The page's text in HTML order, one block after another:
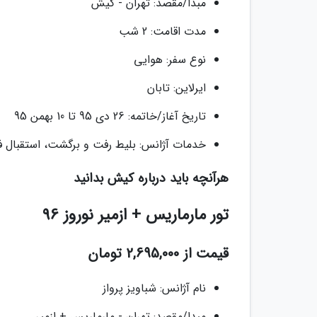
مدت اقامت: 2 شب
نوع سفر: هوایی
ایرلاین: تابان
تاریخ آغاز/خاتمه: 26 دی 95 تا 10 بهمن 95
خدمات آژانس: بلیط رفت و برگشت، استقبال
هرآنچه باید درباره کیش بدانید
تور مارماریس + ازمیر نوروز 96
قیمت از 2,695,000 تومان
نام آژانس: شباویز پرواز